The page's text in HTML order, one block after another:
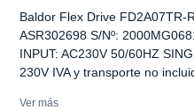
Baldor Flex Drive FD2A07TR-
ASR302698 S/Nº:
INPUT: AC230V 50/60HZ
230V IVA y transporte no
Ver más